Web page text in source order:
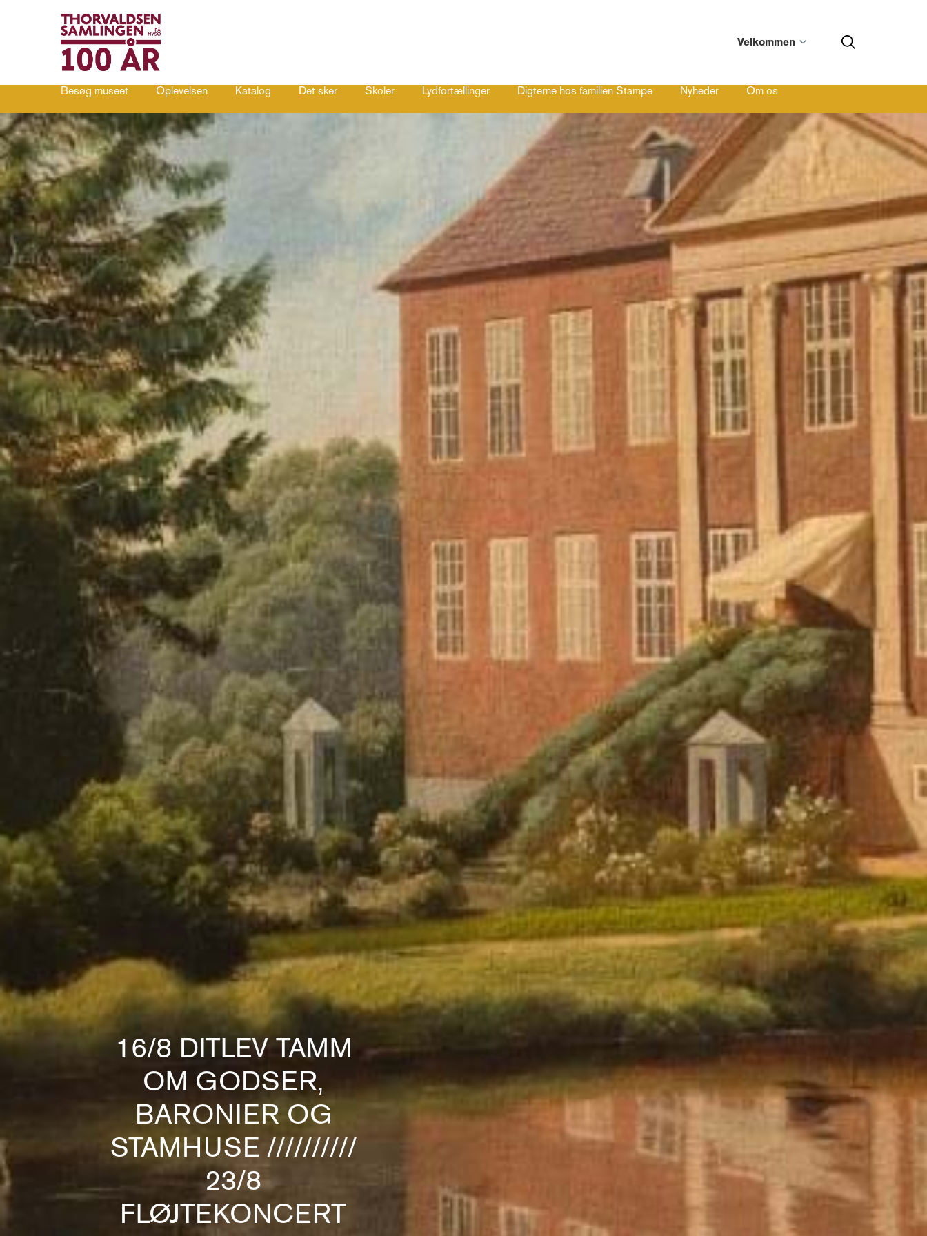
Velkommen
Besøg museet Oplevelsen Katalog Det sker Skoler Lydfortællinger Digterne hos familien Stampe Nyheder Om os
16/8 DITLEV TAMM
OM GODSER,
BARONIER OG
STAMHUSE //////////
23/8
FLØJTEKONCERT